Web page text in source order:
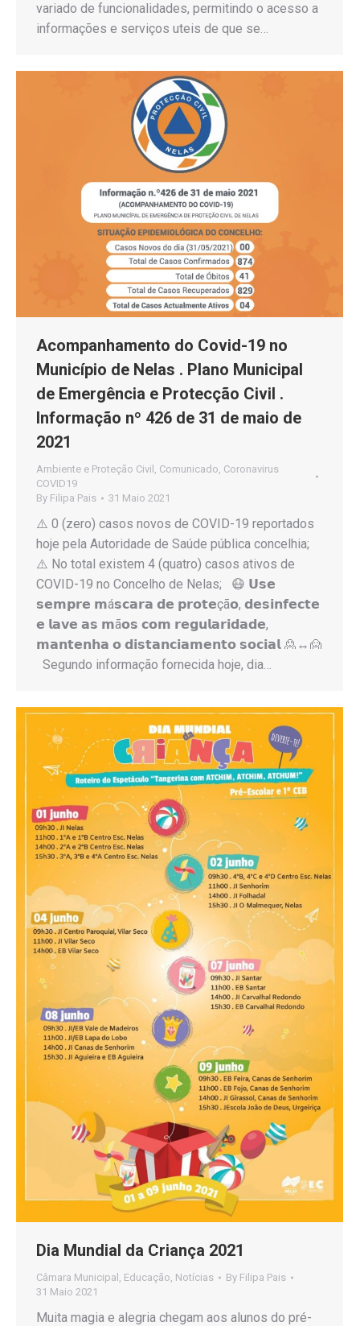
variado de funcionalidades, permitindo o acesso a
informações e serviços uteis de que se…
Acompanhamento do Covid-19 no
Município de Nelas . Plano Municipal
de Emergência e Protecção Civil .
Informação nº 426 de 31 de maio de
2021
Ambiente e Proteção Civil Comunicado Coronavirus
COVID19
By Filipa Pais 31 Maio 2021
⚠️ 0 (zero) casos novos de COVID-19 reportados
hoje pela Autoridade de Saúde pública concelhia;
⚠️ No total existem 4 (quatro) casos ativos de
COVID-19 no Concelho de Nelas; 😷 𝗨𝘀𝗲
𝘀𝗲𝗺𝗽𝗿𝗲 𝗺á𝘀𝗰𝗮𝗿𝗮 𝗱𝗲 𝗽𝗿𝗼𝘁𝗲çã𝗼, 𝗱𝗲𝘀𝗶𝗻𝗳𝗲𝗰𝘁𝗲
𝗲 𝗹𝗮𝘃𝗲 𝗮𝘀 𝗺ã𝗼𝘀 𝗰𝗼𝗺 𝗿𝗲𝗴𝘂𝗹𝗮𝗿𝗶𝗱𝗮𝗱𝗲,
𝗺𝗮𝗻𝘁𝗲𝗻𝗵𝗮 𝗼 𝗱𝗶𝘀𝘁𝗮𝗻𝗰𝗶𝗮𝗺𝗲𝗻𝘁𝗼 𝘀𝗼𝗰𝗶𝗮𝗹 🙎↔️🙍
Segundo informação fornecida hoje, dia…
Dia Mundial da Criança 2021
Câmara Municipal Educação Notícias By Filipa Pais
31 Maio 2021
Muita magia e alegria chegam aos alunos do pré-